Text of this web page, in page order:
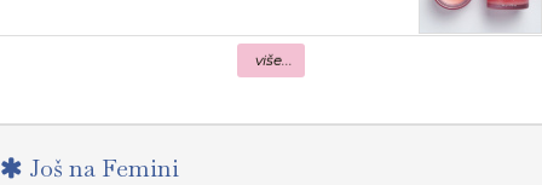
više...
Još na Femini